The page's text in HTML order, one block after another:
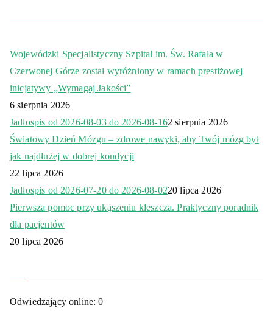
Wojewódzki Specjalistyczny Szpital im. Św. Rafała w
Czerwonej Górze został wyróżniony w ramach prestiżowej
inicjatywy „Wymagaj Jakości”
6 sierpnia 2026
Jadłospis od 2026-08-03 do 2026-08-162 sierpnia 2026
Światowy Dzień Mózgu – zdrowe nawyki, aby Twój mózg był
jak najdłużej w dobrej kondycji
22 lipca 2026
Jadłospis od 2026-07-20 do 2026-08-0220 lipca 2026
Pierwsza pomoc przy ukąszeniu kleszcza. Praktyczny poradnik
dla pacjentów
20 lipca 2026
Odwiedzający online:0